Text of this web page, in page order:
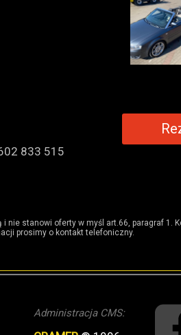
Administracja CMS:
833 515
stanowi oferty w myśl art.66, paragraf 1.
prosimy o kontakt telefoniczny.